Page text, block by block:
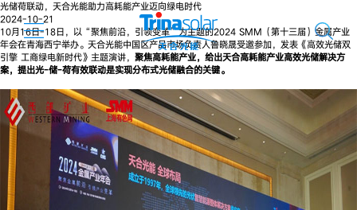
光储荷联动，天合光能助力高耗能产业迈向绿电时代
2024-10-21
10月16日-18日，以“聚焦前沿，引领变革”为主题的2024 SMM（第十三届）金属产业
年会在青海西宁举办。天合光能中国区产品市场负责人鲁晓晟受邀参加，发表《高效光储双
引擎 工商绿电新时代》主题演讲， 聚焦高耗能产业，给出天合高耗能产业高效光储解决方
案，提出光-储-荷有效联动是实现分布式光储融合的关键。